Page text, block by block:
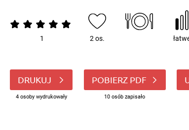
1 2 os.
DRUKUJ
4 osoby wydrukowały
POBIERZ PDF
10 osób zapisało